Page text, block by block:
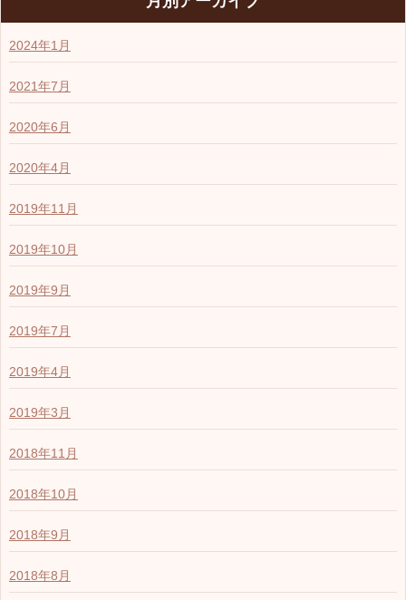
2024年1月
2021年7月
2020年6月
2020年4月
2019年11月
2019年10月
2019年9月
2019年7月
2019年4月
2019年3月
2018年11月
2018年10月
2018年9月
2018年8月